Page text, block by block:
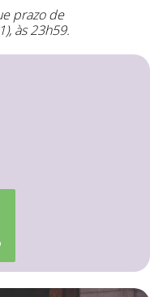
prazo de
às 23h59.